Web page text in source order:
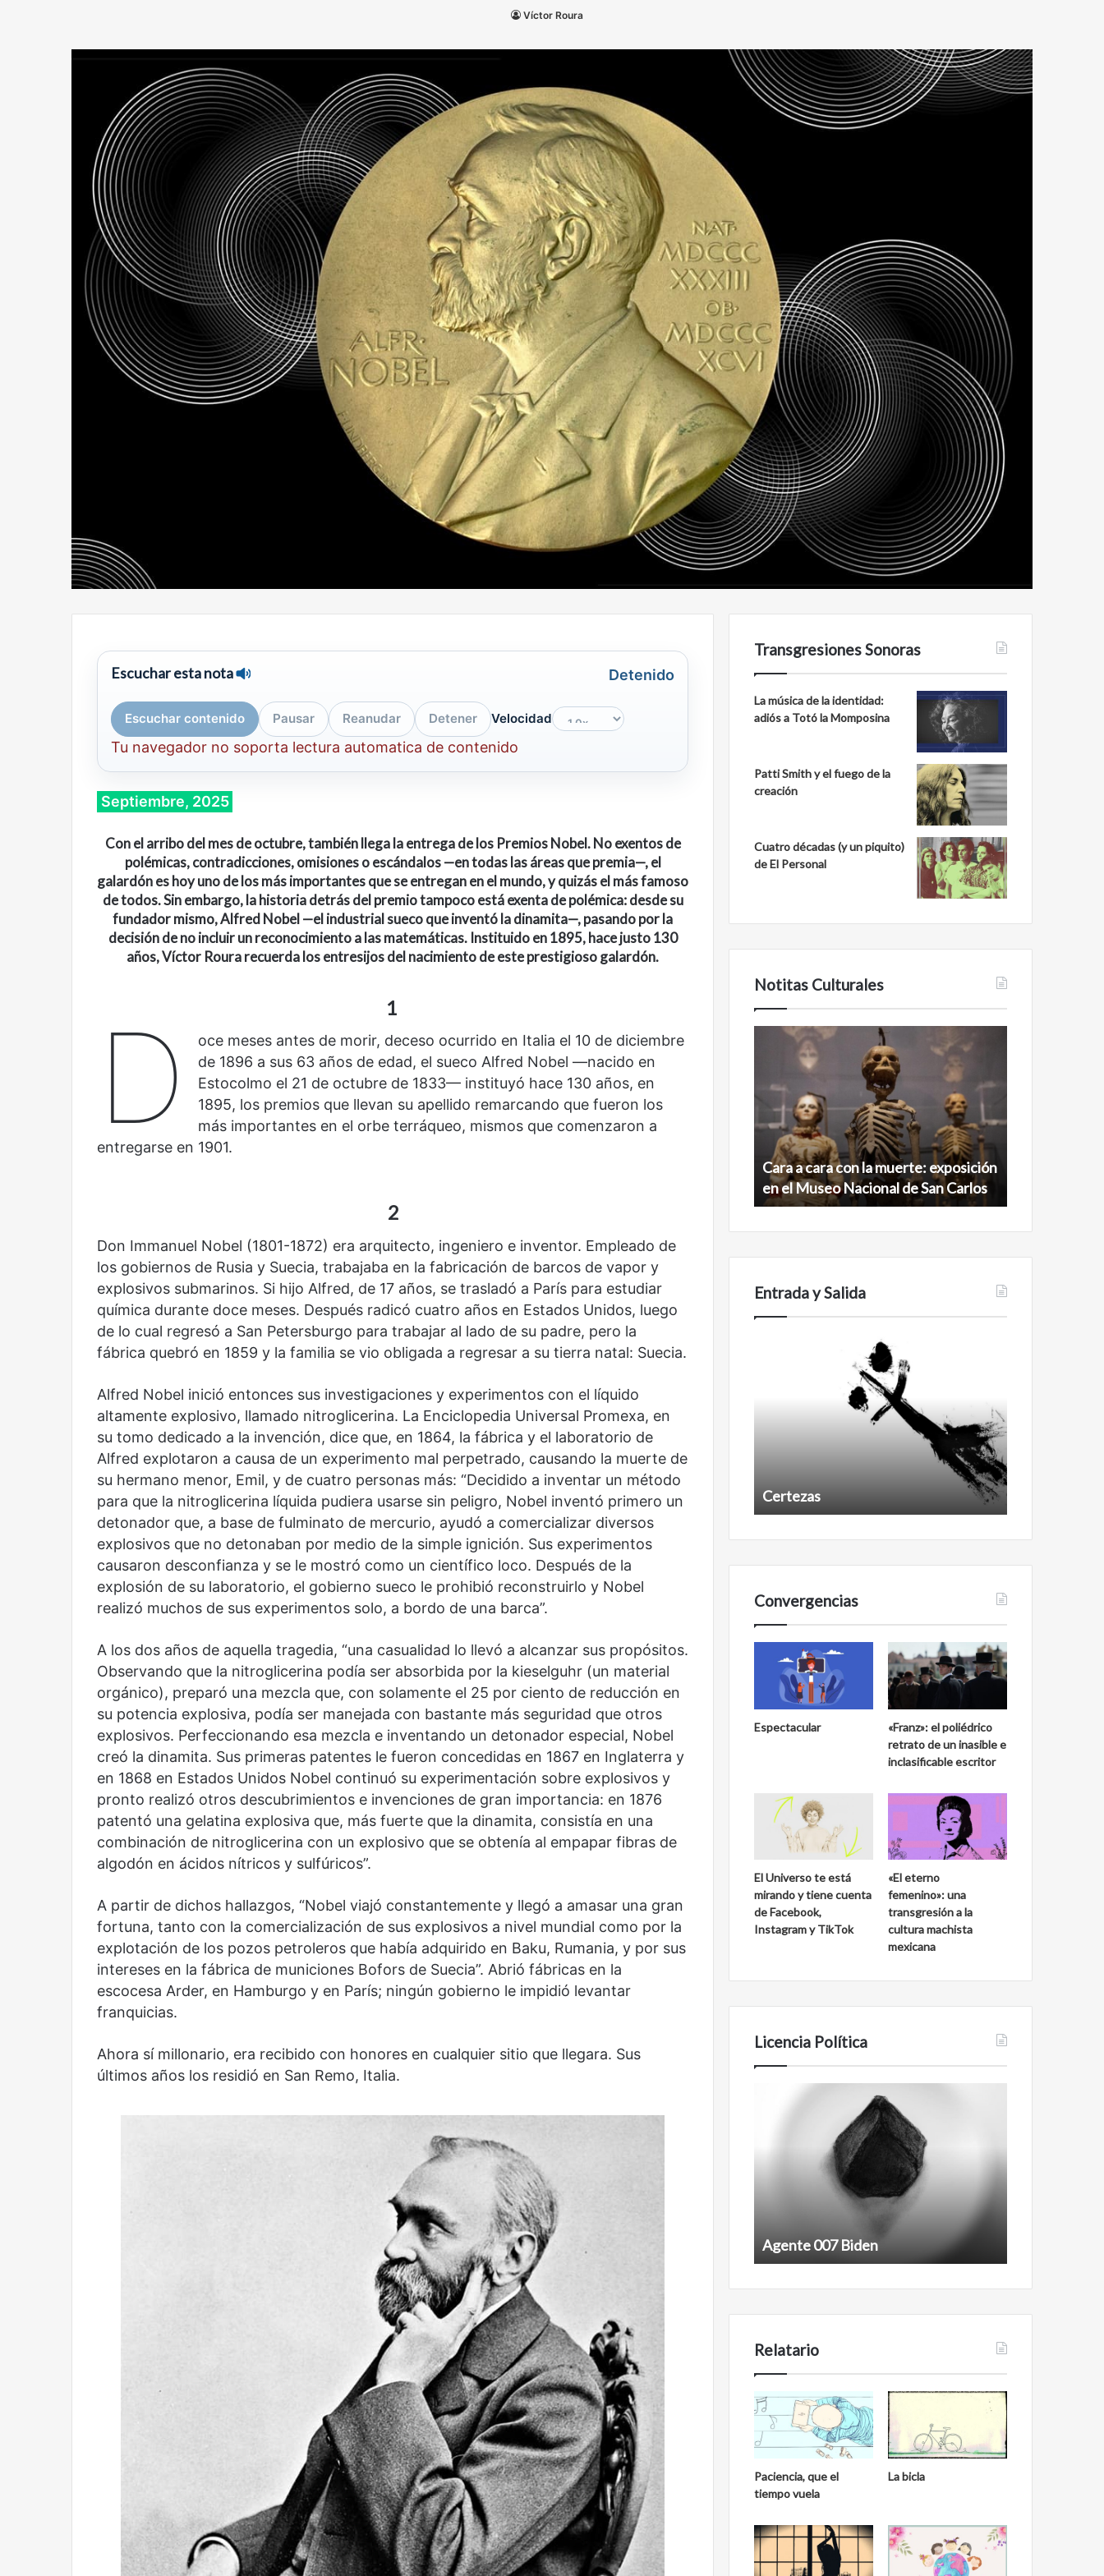
Víctor Roura
Escuchar esta nota Detenido
Escuchar contenido Pausar Reanudar Detener Velocidad
Tu navegador no soporta lectura automatica de contenido
Septiembre, 2025
Con el arribo del mes de octubre, también llega la entrega de los Premios Nobel. No exentos de
polémicas, contradicciones, omisiones o escándalos —en todas las áreas que premia—, el
galardón es hoy uno de los más importantes que se entregan en el mundo, y quizás el más famoso
de todos. Sin embargo, la historia detrás del premio tampoco está exenta de polémica: desde su
fundador mismo, Alfred Nobel —el industrial sueco que inventó la dinamita—, pasando por la
decisión de no incluir un reconocimiento a las matemáticas. Instituido en 1895, hace justo 130
años, Víctor Roura recuerda los entresijos del nacimiento de este prestigioso galardón.
1
D
oce meses antes de morir, deceso ocurrido en Italia el 10 de diciembre
de 1896 a sus 63 años de edad, el sueco Alfred Nobel —nacido en
Estocolmo el 21 de octubre de 1833— instituyó hace 130 años, en
1895, los premios que llevan su apellido remarcando que fueron los
más importantes en el orbe terráqueo, mismos que comenzaron a
entregarse en 1901.
2
Don Immanuel Nobel (1801-1872) era arquitecto, ingeniero e inventor. Empleado de
los gobiernos de Rusia y Suecia, trabajaba en la fabricación de barcos de vapor y
explosivos submarinos. Si hijo Alfred, de 17 años, se trasladó a París para estudiar
química durante doce meses. Después radicó cuatro años en Estados Unidos, luego
de lo cual regresó a San Petersburgo para trabajar al lado de su padre, pero la
fábrica quebró en 1859 y la familia se vio obligada a regresar a su tierra natal: Suecia.
Alfred Nobel inició entonces sus investigaciones y experimentos con el líquido
altamente explosivo, llamado nitroglicerina. La Enciclopedia Universal Promexa, en
su tomo dedicado a la invención, dice que, en 1864, la fábrica y el laboratorio de
Alfred explotaron a causa de un experimento mal perpetrado, causando la muerte de
su hermano menor, Emil, y de cuatro personas más: “Decidido a inventar un método
para que la nitroglicerina líquida pudiera usarse sin peligro, Nobel inventó primero un
detonador que, a base de fulminato de mercurio, ayudó a comercializar diversos
explosivos que no detonaban por medio de la simple ignición. Sus experimentos
causaron desconfianza y se le mostró como un científico loco. Después de la
explosión de su laboratorio, el gobierno sueco le prohibió reconstruirlo y Nobel
realizó muchos de sus experimentos solo, a bordo de una barca”.
A los dos años de aquella tragedia, “una casualidad lo llevó a alcanzar sus propósitos.
Observando que la nitroglicerina podía ser absorbida por la kieselguhr (un material
orgánico), preparó una mezcla que, con solamente el 25 por ciento de reducción en
su potencia explosiva, podía ser manejada con bastante más seguridad que otros
explosivos. Perfeccionando esa mezcla e inventando un detonador especial, Nobel
creó la dinamita. Sus primeras patentes le fueron concedidas en 1867 en Inglaterra y
en 1868 en Estados Unidos Nobel continuó su experimentación sobre explosivos y
pronto realizó otros descubrimientos e invenciones de gran importancia: en 1876
patentó una gelatina explosiva que, más fuerte que la dinamita, consistía en una
combinación de nitroglicerina con un explosivo que se obtenía al empapar fibras de
algodón en ácidos nítricos y sulfúricos”.
A partir de dichos hallazgos, “Nobel viajó constantemente y llegó a amasar una gran
fortuna, tanto con la comercialización de sus explosivos a nivel mundial como por la
explotación de los pozos petroleros que había adquirido en Baku, Rumania, y por sus
intereses en la fábrica de municiones Bofors de Suecia”. Abrió fábricas en la
escocesa Arder, en Hamburgo y en París; ningún gobierno le impidió levantar
franquicias.
Ahora sí millonario, era recibido con honores en cualquier sitio que llegara. Sus
últimos años los residió en San Remo, Italia.
Transgresiones Sonoras
La música de la identidad:
adiós a Totó la Momposina
Patti Smith y el fuego de la
creación
Cuatro décadas (y un piquito)
de El Personal
Notitas Culturales
Abre
la
Sala
Nacional
Contemporánea,
un
nuevo
la
cultura
Nunca
más
sin
todas
las
voces:
la
en
una
nueva
colección
digital
Cara
con
la
muerte:
exposición
el
Museo
Nacional
Carlos
Cara a cara con la muerte: exposición
en el Museo Nacional de San Carlos
al
de
Entrada y Salida
El
dragón
El dragón
No
murió
amor
No murió de amor Certezas
Convergencias
Espectacular
«Franz»: el poliédrico
retrato de un inasible e
inclasificable escritor
El Universo te está
mirando y tiene cuenta
de Facebook,
Instagram y TikTok
«El eterno
femenino»: una
transgresión a la
cultura machista
mexicana
Licencia Política
Obradorista Agente 007 Biden
Relatario
Paciencia, que el
tiempo vuela
La bicla